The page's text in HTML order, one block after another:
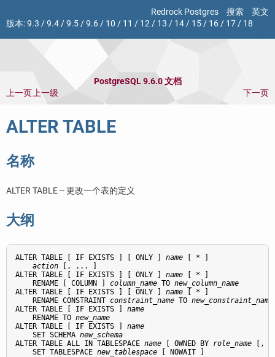
Redrock Postgres 搜索
英文
版本:9.3 /9.4/9.5/9.6/ 10 / 11 / 12/ 13 / 14/ 15/ 16/ 17/ 18
PostgreSQL 9.6.0 文档
上一页上一级 下一页
ALTER TABLE
名称
ALTER TABLE -- 更改一个表的定义
大纲
ALTER TABLE [ IF EXISTS ] [ ONLY ] name [ * ]
action [, ... ]
ALTER TABLE [ IF EXISTS ] [ ONLY ] name [ * ]
    RENAME [ COLUMN ]
column_name TO new_column_name
ALTER TABLE [ IF EXISTS ] [ ONLY ] name [ * ]
    RENAME CONSTRAINT
constraint_name TO new_constraint_name
ALTER TABLE [ IF EXISTS ] name
    RENAME TO
new_name
ALTER TABLE [ IF EXISTS ] name
    SET SCHEMA
new_schema
ALTER TABLE ALL IN TABLESPACE name [ OWNED BY role_name [,
    SET TABLESPACE
new_tablespace [ NOWAIT ]